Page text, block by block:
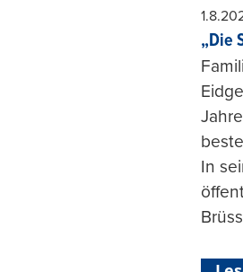
„Die
In